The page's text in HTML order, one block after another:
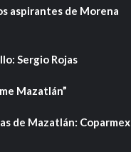
aspirantes de Morena
Sergio Rojas
Mazatlán”
de Mazatlán: Coparmex